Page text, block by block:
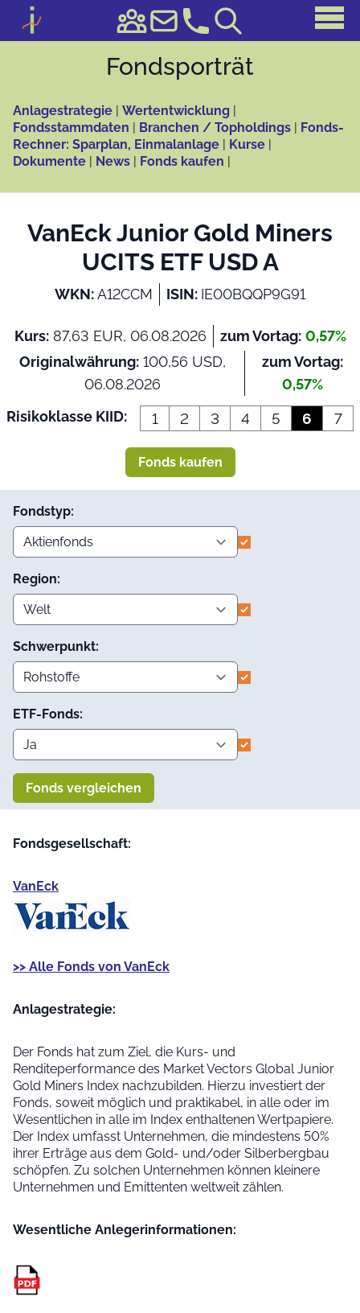
Fonds­porträt
Anlagestrategie | Wertentwicklung |
Fondsstammdaten | Branchen / Topholdings | Fonds-
Rechner: Sparplan, Einmalanlage | Kurse |
Dokumente | News | Fonds kaufen |
VanEck Junior Gold Miners
UCITS ETF USD A
WKN:A12CCM ISIN: IE00BQQP9G91
Kurs:87,63 EUR, 06.08.2026 zum Vortag: 0,57%
Originalwährung:100,56 USD,
06.08.2026
zum Vortag:
0,57%
Risikoklasse KIID:
1 2 3 4 5 6 7
Fonds kaufen
Fondstyp:
Region:
Schwerpunkt:
ETF-Fonds:
Fonds vergleichen
Fondsgesellschaft:
VanEck
>> Alle Fonds von VanEck
Anlage­strategie:
Der Fonds hat zum Ziel, die Kurs- und
Renditeperformance des Market Vectors Global Junior
Gold Miners Index nachzubilden. Hierzu investiert der
Fonds, soweit möglich und praktikabel, in alle oder im
Wesentlichen in alle im Index enthaltenen Wertpapiere.
Der Index umfasst Unternehmen, die mindestens 50%
ihrer Erträge aus dem Gold- und/oder Silberbergbau
schöpfen. Zu solchen Unternehmen können kleinere
Unternehmen und Emittenten weltweit zählen.
Wesentliche Anleger­informationen: